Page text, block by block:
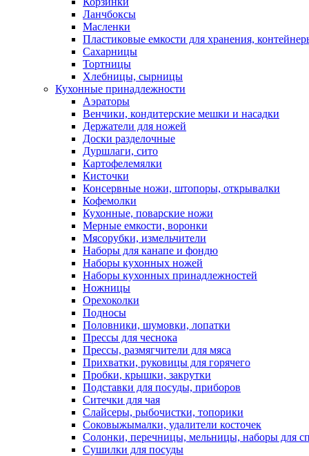
Ланчбоксы
Масленки
Пластиковые емкости для хранения,
Сахарницы
Тортницы
Хлебницы, сырницы
Кухонные принадлежности
Аэраторы
Венчики, кондитерские мешки и насадки
Держатели для ножей
Доски разделочные
Дуршлаги, сито
Картофелемялки
Кисточки
Консервные ножи, штопоры, открывалки
Кофемолки
Кухонные, поварские ножи
Мерные емкости, воронки
Мясорубки, измельчители
Наборы для канапе и фондю
Наборы кухонных ножей
Наборы кухонных принадлежностей
Ножницы
Орехоколки
Подносы
Половники, шумовки, лопатки
Прессы для чеснока
Прессы, размягчители для мяса
Прихватки, руковицы для горячего
Пробки, крышки, закрутки
Подставки для посуды, приборов
Ситечки для чая
Слайсеры, рыбочистки, топорики
Соковыжымалки, удалители косточек
Солонки, перечницы, мельницы, наборы для
Сушилки для посуды